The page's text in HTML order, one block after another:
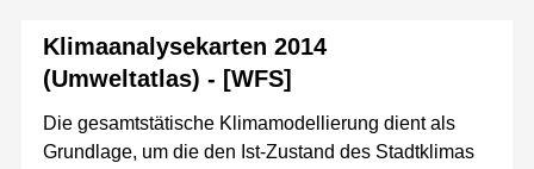
Klimaanalysekarten 2014
(Umweltatlas) - [WFS]
Die gesamtstätische Klimamodellierung dient als
Grundlage, um die den Ist-Zustand des Stadtklimas